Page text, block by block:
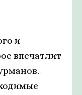
и
впечатлит